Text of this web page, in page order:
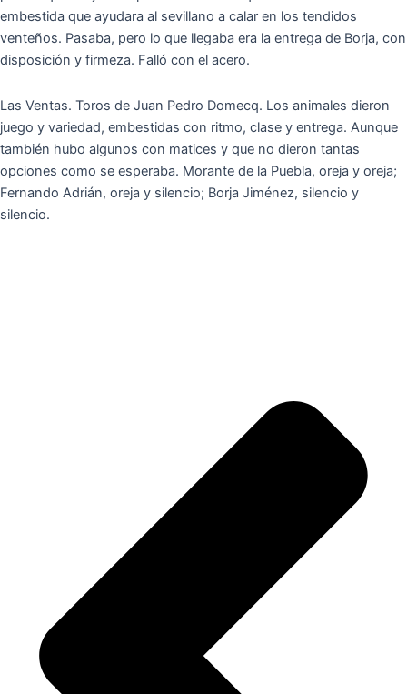
embestida que ayudara al sevillano a calar en los tendidos
venteños. Pasaba, pero lo que llegaba era la entrega de Borja, con
disposición y firmeza. Falló con el acero.
Las Ventas. Toros de Juan Pedro Domecq. Los animales dieron
juego y variedad, embestidas con ritmo, clase y entrega. Aunque
también hubo algunos con matices y que no dieron tantas
opciones como se esperaba. Morante de la Puebla, oreja y oreja;
Fernando Adrián, oreja y silencio; Borja Jiménez, silencio y
silencio.